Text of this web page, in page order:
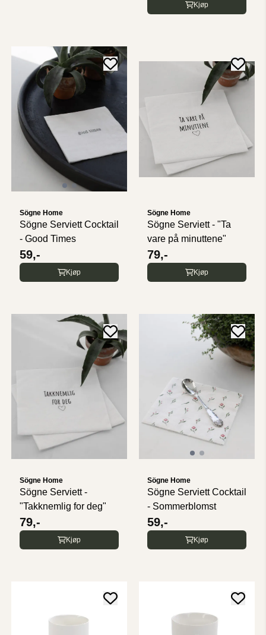
Kjøp
Sögne Home
Sögne Serviett Cocktail
- Good Times
59,-
Kjøp
Sögne Home
Sögne Serviett - "Ta
vare på minuttene"
79,-
Kjøp
Sögne Home
Sögne Serviett -
"Takknemlig for deg"
79,-
Kjøp
Sögne Home
Sögne Serviett Cocktail
- Sommerblomst
59,-
Kjøp